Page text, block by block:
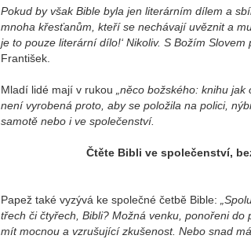
Pokud by však Bible byla jen literárním dílem a
mnoha křesťanům, kteří se nechávají uvěznit a
je to pouze literární dílo!‘ Nikoliv. S Božím
František.
Mladí lidé mají v rukou „něco božského: knihu
není vyrobená proto, aby se položila na polici,
samotě nebo i ve společenství.
Čtěte Bibli ve společenství,
Papež také vyzývá ke společné četbě Bible:
třech či čtyřech, Bibli? Možná venku, ponořeni
mít mocnou a vzrušující zkušenost. Nebo snad